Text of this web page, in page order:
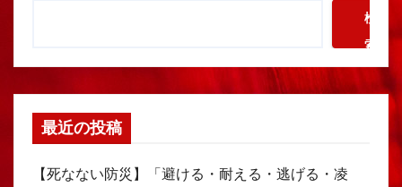
検
索
最近の投稿
【死なない防災】「避ける・耐える・逃げる・凌